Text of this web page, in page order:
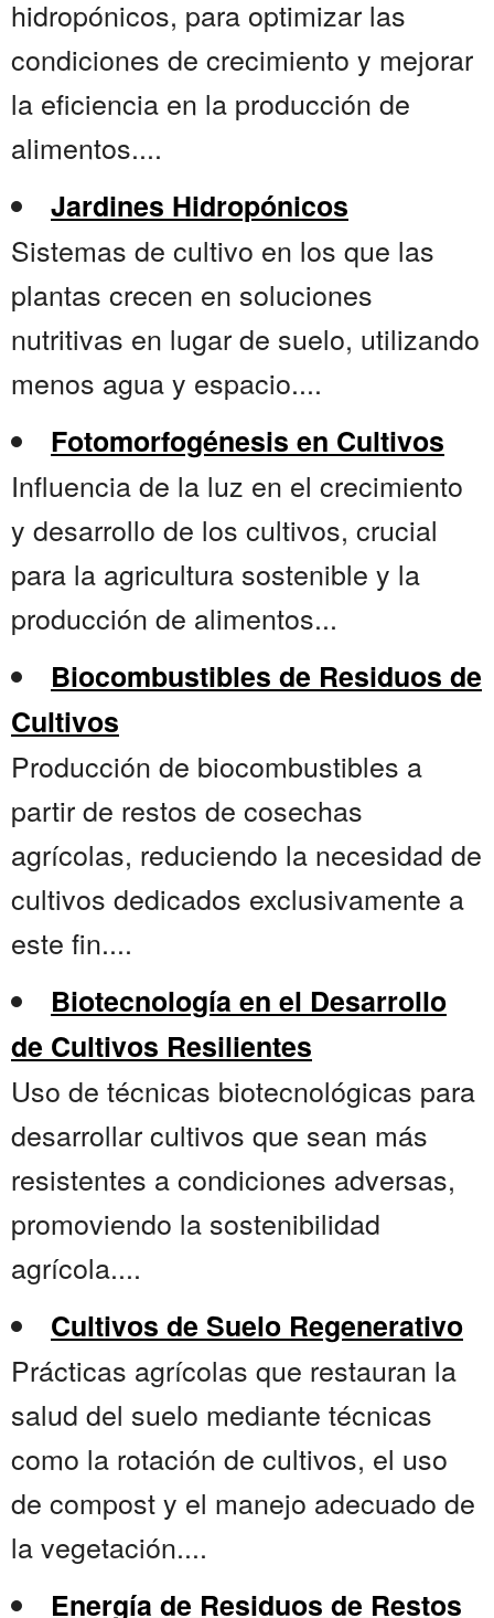
hidropónicos, para optimizar las
condiciones de crecimiento y mejorar
la eficiencia en la producción de
alimentos....
Jardines Hidropónicos
Sistemas de cultivo en los que las
plantas crecen en soluciones
nutritivas en lugar de suelo, utilizando
menos agua y espacio....
Fotomorfogénesis en Cultivos
Influencia de la luz en el crecimiento
y desarrollo de los cultivos, crucial
para la agricultura sostenible y la
producción de alimentos...
Biocombustibles de Residuos de
Cultivos
Producción de biocombustibles a
partir de restos de cosechas
agrícolas, reduciendo la necesidad de
cultivos dedicados exclusivamente a
este fin....
Biotecnología en el Desarrollo
de Cultivos Resilientes
Uso de técnicas biotecnológicas para
desarrollar cultivos que sean más
resistentes a condiciones adversas,
promoviendo la sostenibilidad
agrícola....
Cultivos de Suelo Regenerativo
Prácticas agrícolas que restauran la
salud del suelo mediante técnicas
como la rotación de cultivos, el uso
de compost y el manejo adecuado de
la vegetación....
Energía de Residuos de Restos